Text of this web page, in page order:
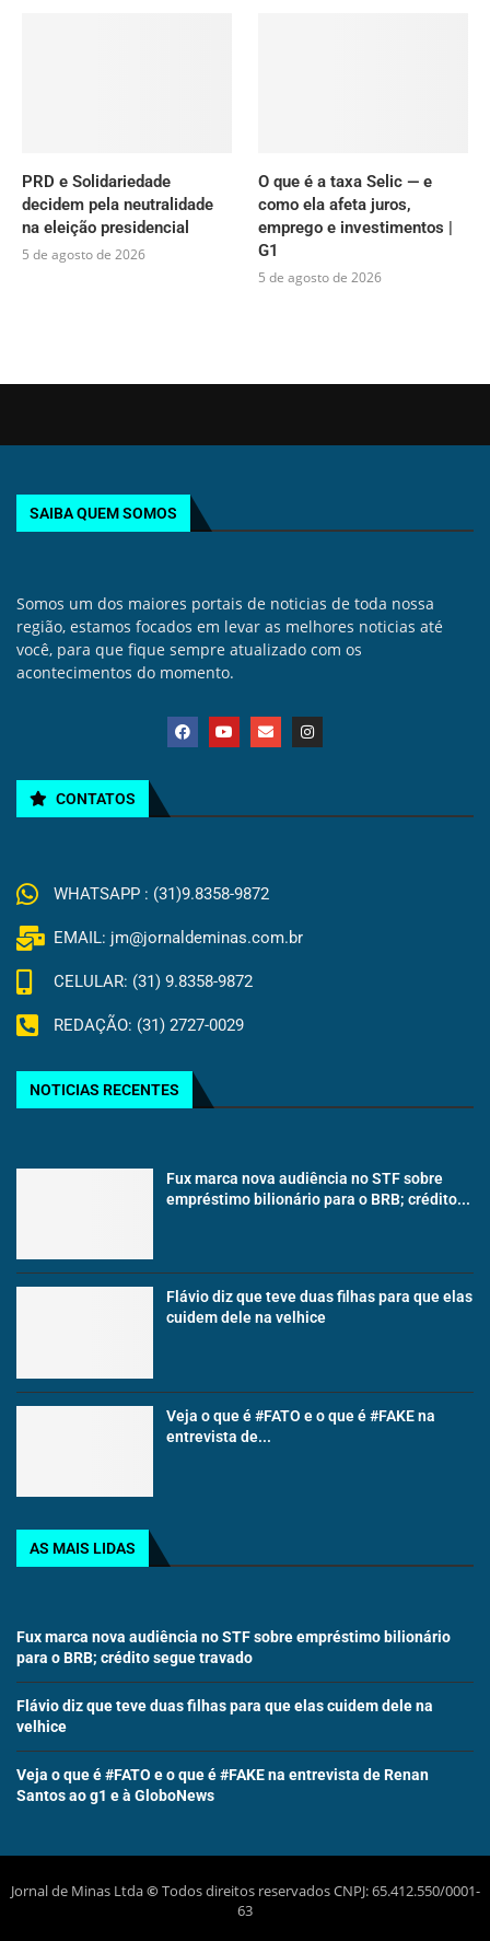
PRD e Solidariedade
decidem pela neutralidade
na eleição presidencial
5 de agosto de 2026
O que é a taxa Selic — e
como ela afeta juros,
emprego e investimentos |
G1
5 de agosto de 2026
SAIBA QUEM SOMOS
Somos um dos maiores portais de noticias de toda nossa
região, estamos focados em levar as melhores noticias até
você, para que fique sempre atualizado com os
acontecimentos do momento.
CONTATOS
WHATSAPP : (31)9.8358-9872
EMAIL: jm@jornaldeminas.com.br
CELULAR: (31) 9.8358-9872
REDAÇÃO: (31) 2727-0029
NOTICIAS RECENTES
Fux marca nova audiência no STF sobre
empréstimo bilionário para o BRB; crédito...
Flávio diz que teve duas filhas para que elas
cuidem dele na velhice
Veja o que é #FATO e o que é #FAKE na
entrevista de...
AS MAIS LIDAS
Fux marca nova audiência no STF sobre empréstimo bilionário
para o BRB; crédito segue travado
Flávio diz que teve duas filhas para que elas cuidem dele na
velhice
Veja o que é #FATO e o que é #FAKE na entrevista de Renan
Santos ao g1 e à GloboNews
Jornal de Minas Ltda©Todos direitos reservados CNPJ: 65.412.550/0001-
63